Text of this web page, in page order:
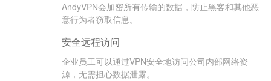
AndyVPN会加密所有传输的数据，防止黑客和其他恶
意行为者窃取信息。
安全远程访问
企业员工可以通过VPN安全地访问公司内部网络资
源，无需担心数据泄露。